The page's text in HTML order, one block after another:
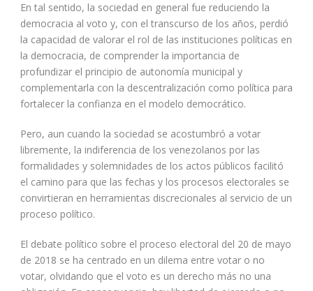
En tal sentido, la sociedad en general fue reduciendo la
democracia al voto y, con el transcurso de los años, perdió
la capacidad de valorar el rol de las instituciones políticas en
la democracia, de comprender la importancia de
profundizar el principio de autonomía municipal y
complementarla con la descentralización como política para
fortalecer la confianza en el modelo democrático.
Pero, aun cuando la sociedad se acostumbró a votar
libremente, la indiferencia de los venezolanos por las
formalidades y solemnidades de los actos públicos facilitó
el camino para que las fechas y los procesos electorales se
convirtieran en herramientas discrecionales al servicio de un
proceso político.
El debate político sobre el proceso electoral del 20 de mayo
de 2018 se ha centrado en un dilema entre votar o no
votar, olvidando que el voto es un derecho más no una